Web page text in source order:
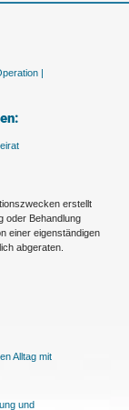
|
erstellt
oder Behandlung
einer eigenständigen
abgeraten.
Alltag mit
und